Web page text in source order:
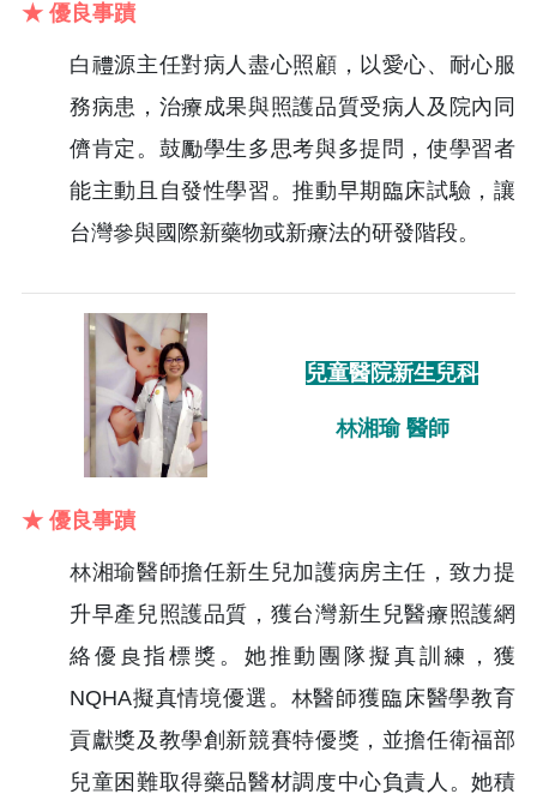
★ 優良事蹟
白禮源主任對病人盡心照顧，以愛心、耐心服
務病患，治療成果與照護品質受病人及院內同
儕肯定。鼓勵學生多思考與多提問，使學習者
能主動且自發性學習。推動早期臨床試驗，讓
台灣參與國際新藥物或新療法的研發階段。
兒童醫院新生兒科
林湘瑜 醫師
★ 優良事蹟
林湘瑜醫師擔任新生兒加護病房主任，致力提
升早產兒照護品質，獲台灣新生兒醫療照護網
絡優良指標獎。她推動團隊擬真訓練，獲
NQHA擬真情境優選。林醫師獲臨床醫學教育
貢獻獎及教學創新競賽特優獎，並擔任衛福部
兒童困難取得藥品醫材調度中心負責人。她積